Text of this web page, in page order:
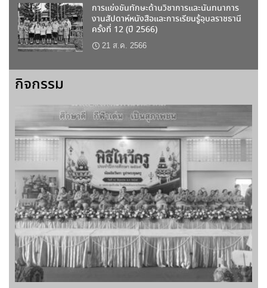
การแข่งขันทักษะด้านวิชาการและนันทนาการ
งานสัปดาห์หนังสือและการเรียนรู้อุบลราชธานี
ครั้งที่ 12 (ปี 2566)
21 ส.ค. 2566
กิจกรรม